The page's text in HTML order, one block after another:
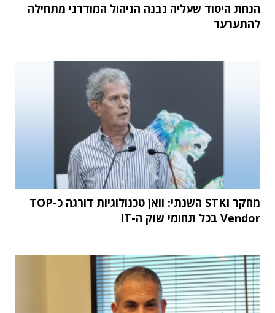
הנחת היסוד שעליה נבנה הניהול המודרני מתחילה
להתערער
מחקר STKI השנתי: וואן טכנולוגיות דורגה כ-TOP
Vendor בכל תחומי שוק ה-IT